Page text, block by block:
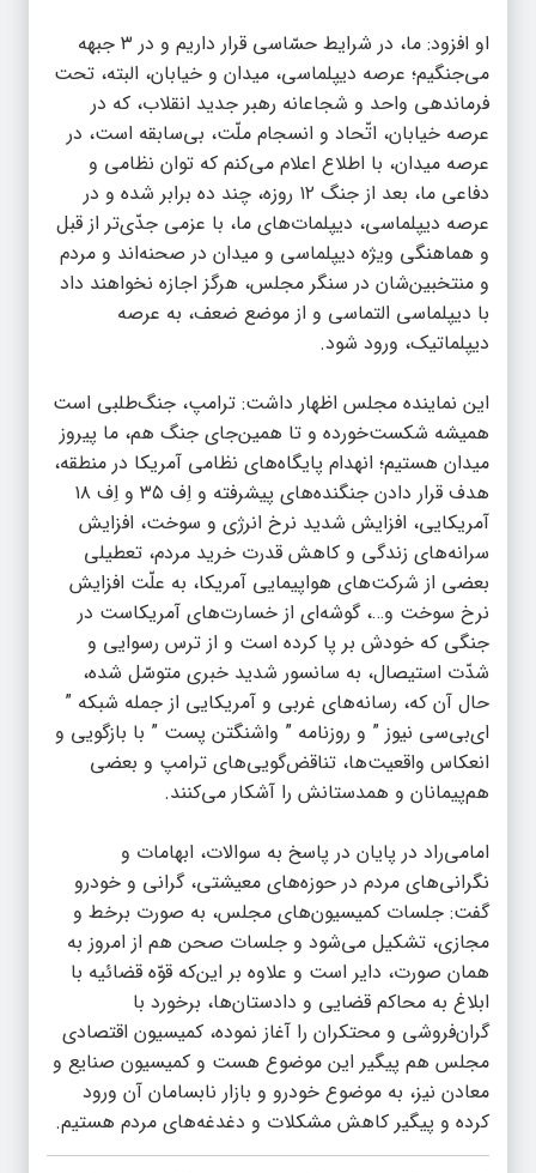
او افزود: ما، در شرایط حسّاسی قرار داریم و در ۳ جبهه
می‌جنگیم؛ عرصه دیپلماسی، میدان و خیابان، البته، تحت
فرماندهی واحد و شجاعانه رهبر جدید انقلاب، که در
عرصه خیابان، اتّحاد و انسجام ملّت، بی‌سابقه است، در
عرصه میدان، با اطلاع اعلام می‌کنم که توان نظامی و
دفاعی ما، بعد از جنگ ۱۲ روزه، چند ده برابر شده و در
عرصه دیپلماسی، دیپلمات‌های ما، با عزمی جدّی‌تر از قبل
و هماهنگی ویژه دیپلماسی و میدان در صحنه‌اند و مردم
و منتخبین‌شان در سنگر مجلس، هرگز اجازه نخواهند داد
با دیپلماسی التماسی و از موضع ضعف، به عرصه
دیپلماتیک، ورود شود.
این نماینده مجلس اظهار داشت: ترامپ، جنگ‌طلبی است
همیشه شکست‌خورده و تا همین‌جای جنگ هم، ما پیروز
میدان هستیم؛ انهدام پایگاه‌های نظامی آمریکا در منطقه،
هدف قرار دادن جنگنده‌های پیشرفته و اِف ۳۵ و اِف ۱۸
آمریکایی، افزایش شدید نرخ انرژی و سوخت، افزایش
سرانه‌های زندگی و کاهش قدرت خرید مردم، تعطیلی
بعضی از شرکت‌های هواپیمایی آمریکا، به علّت افزایش
نرخ سوخت و…، گوشه‌ای از خسارت‌های آمریکاست در
جنگی که خودش بر پا کرده است و از ترس رسوایی و
شدّت استیصال، به سانسور شدید خبری متوسّل شده،
حال آن که، رسانه‌های غربی و آمریکایی از جمله شبکه ”
ای‌بی‌سی نیوز ” و روزنامه ” واشنگتن پست ” با بازگویی و
انعکاس واقعیت‌ها، تناقض‌گویی‌های ترامپ و بعضی
هم‌پیمانان و همدستانش را آشکار می‌کنند.
امامی‌راد در پایان در پاسخ به سوالات، ابهامات و
نگرانی‌های مردم در حوزه‌های معیشتی، گرانی و خودرو
گفت: جلسات کمیسیون‌های مجلس، به صورت برخط و
مجازی، تشکیل می‌شود و جلسات صحن هم از امروز به
همان صورت، دایر است و علاوه بر این‌که قوّه قضائیه با
ابلاغ به محاکم قضایی و دادستان‌ها، برخورد با
گران‌فروشی و محتکران را آغاز نموده، کمیسیون اقتصادی
مجلس هم پیگیر این موضوع هست و کمیسیون صنایع و
معادن نیز، به موضوع خودرو و بازار نابسامان آن ورود
کرده و پیگیر کاهش مشکلات و دغدغه‌های مردم هستیم.